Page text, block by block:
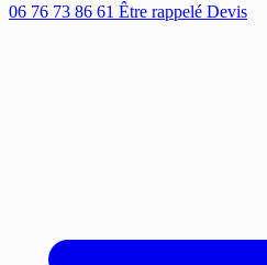
06 76 73 86 61 Être rappelé Devis